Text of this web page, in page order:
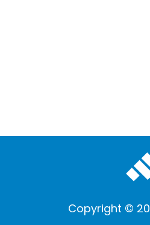
Copyright ©